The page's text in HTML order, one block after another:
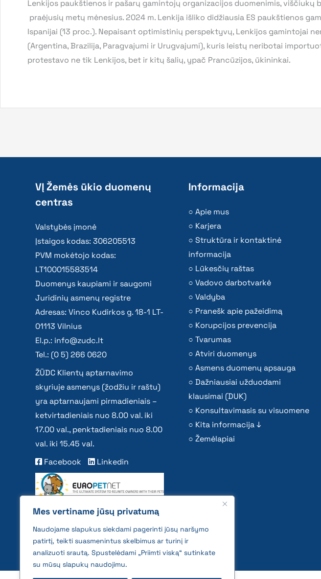
Mes vertiname jūsų privatumą
Naudojame slapukus siekdami pagerinti jūsų naršymo
patirtį, teikti suasmenintus skelbimus ar turinį ir
analizuoti srautą. Spustelėdami „Priimti viską“ sutinkate
su mūsų slapukų naudojimu.
Lenkijos paukštienos ir pašarų gamintojų organizacijos duomenimis, viščiukų
praėjusių metų mėnesius. 2024 m. Lenkija išliko didžiausia ES paukštienos
Ispanijai (13 proc.). Nepaisant optimistinių perspektyvų, Lenkijos gamintojai
(Argentina, Brazilija, Paragvajumi ir Urugvajumi), kuris leistų neribotai
protestavo ne tik Lenkijos, bet ir kitų šalių, ypač Prancūzijos, ūkininkai.
VĮ Žemės ūkio duomenų
centras
Valstybės įmonė
Įstaigos kodas: 306205513
PVM mokėtojo kodas:
LT100015583514
Duomenys kaupiami ir saugomi
Juridinių asmenų registre
Adresas: Vinco Kudirkos g. 18-1 LT-
01113 Vilnius
El.p.: info@zudc.lt
Tel.: (0 5) 266 0620
ŽŪDC Klientų aptarnavimo
skyriuje asmenys (žodžiu ir raštu)
yra aptarnaujami pirmadieniais –
ketvirtadieniais nuo 8.00 val. iki
17.00 val., penktadieniais nuo 8.00
val. iki 15.45 val.
Facebook
Linkedin
Informacija
Apie mus
Karjera
Struktūra ir kontaktinė
informacija
Lūkesčių raštas
Vadovo darbotvarkė
Valdyba
Pranešk apie pažeidimą
Korupcijos prevencija
Tvarumas
Atviri duomenys
Asmens duomenų apsauga
Dažniausiai užduodami
klausimai (DUK)
Konsultavimasis su visuomene
Kita informacija ↓
Žemėlapiai